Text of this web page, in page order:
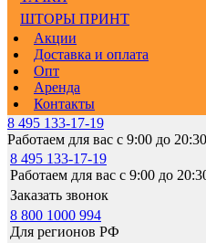
ШТОРЫ ПРИНТ
Акции
Доставка и оплата
Опт
Аренда
Контакты
8 495 133-17-19
Работаем для вас с 9:00 до 20:30
8 495 133-17-19
Работаем для вас с 9:00 до
Заказать звонок
8 800 1000 994
Для регионов РФ